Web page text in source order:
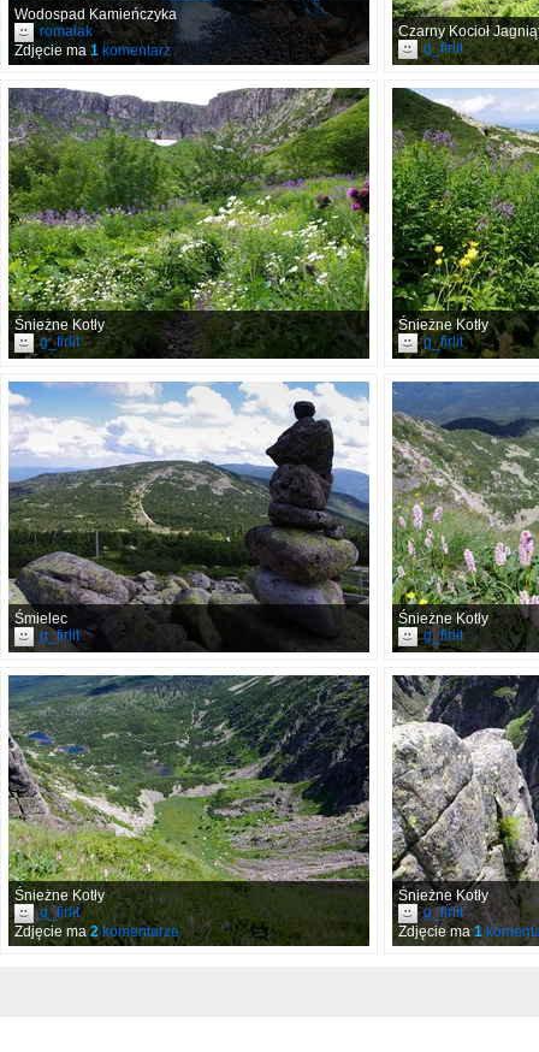
Wodospad Kamieńczyka
romalak
Zdjęcie ma1 komentarz
Czarny Kocioł
g_firlit
Śnieżne Kotły
g_firlit
Śnieżne Kotły
g_firlit
Śmielec
g_firlit
Śnieżne Kotły
g_firlit
Śnieżne Kotły
g_firlit
Zdjęcie ma2komentarze
Śnieżne Kotły
g_firlit
Zdjęcie ma1